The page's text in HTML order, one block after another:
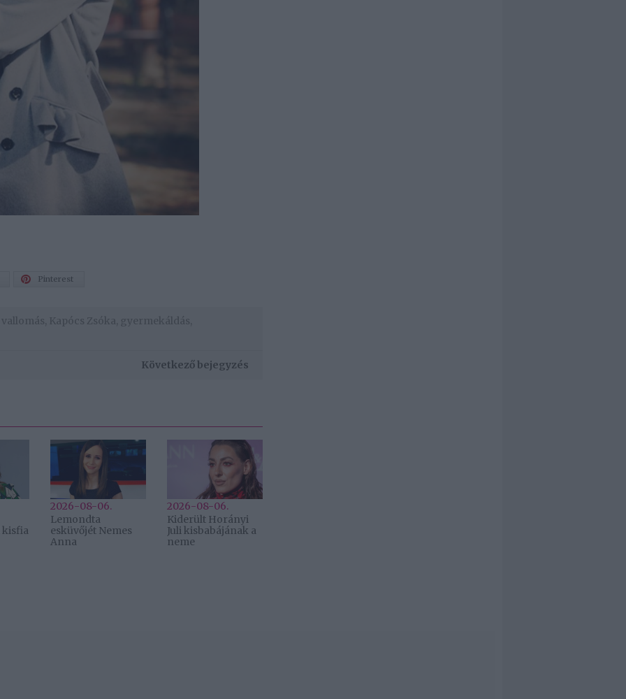
Pinterest
vallomás Kapócs Zsóka gyermekáldás
Következő bejegyzés
kisfia
2026-08-06.
Lemondta
esküvőjét Nemes
Anna
2026-08-06.
Kiderült Horányi
Juli kisbabájának a
neme